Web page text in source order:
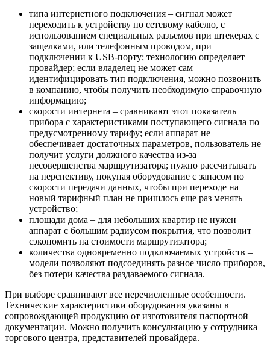
типа интернетного подключения – сигнал может
переходить к устройству по сетевому кабелю, с
использованием специальных разъемов при штекерах с
защелками, или телефонным проводом, при
подключении к USB-порту; технологию определяет
провайдер; если владелец не может сам
идентифицировать тип подключения, можно позвонить
в компанию, чтобы получить необходимую справочную
информацию;
скорости интернета – сравнивают этот показатель
прибора с характеристиками поступающего сигнала по
предусмотренному тарифу; если аппарат не
обеспечивает достаточных параметров, пользователь не
получит услуги должного качества из-за
несовершенства маршрутизатора; нужно рассчитывать
на перспективу, покупая оборудование с запасом по
скорости передачи данных, чтобы при переходе на
новый тарифный план не пришлось еще раз менять
устройство;
площади дома – для небольших квартир не нужен
аппарат с большим радиусом покрытия, что позволит
сэкономить на стоимости маршрутизатора;
количества одновременно подключаемых устройств –
модели позволяют подсоединять разное число приборов,
без потери качества раздаваемого сигнала.
При выборе сравнивают все перечисленные особенности.
Технические характеристики оборудования указаны в
сопровождающей продукцию от изготовителя паспортной
документации. Можно получить консультацию у сотрудника
торгового центра, представителей провайдера.